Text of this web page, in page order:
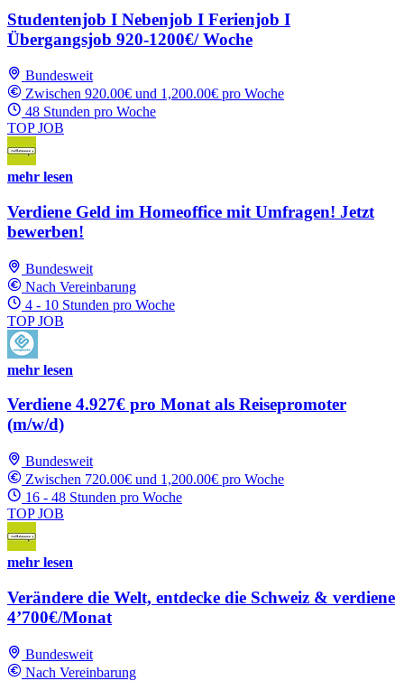
Studentenjob I Nebenjob I Ferienjob I
Übergangsjob 920-1200€/ Woche
Bundesweit
Zwischen 920.00€ und 1,200.00€ pro Woche
48 Stunden pro Woche
TOP JOB
mehr lesen
Verdiene Geld im Homeoffice mit Umfragen! Jetzt
bewerben!
Bundesweit
Nach Vereinbarung
4 - 10 Stunden pro Woche
TOP JOB
mehr lesen
Verdiene 4.927€ pro Monat als Reisepromoter
(m/w/d)
Bundesweit
Zwischen 720.00€ und 1,200.00€ pro Woche
16 - 48 Stunden pro Woche
TOP JOB
mehr lesen
Verändere die Welt, entdecke die Schweiz & verdiene
4’700€/Monat
Bundesweit
Nach Vereinbarung